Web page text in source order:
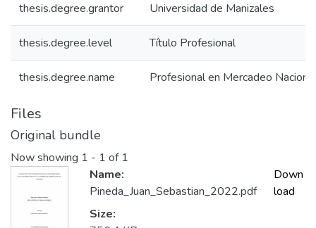
thesis.degree.grantor Universidad de Manizales
thesis.degree.level Título Profesional
thesis.degree.name Profesional en Mercadeo
Files
Original bundle
Now showing 1 - 1 of 1
Name:
Pineda_Juan_Sebastian_2022.pdf
Size:
Down
load